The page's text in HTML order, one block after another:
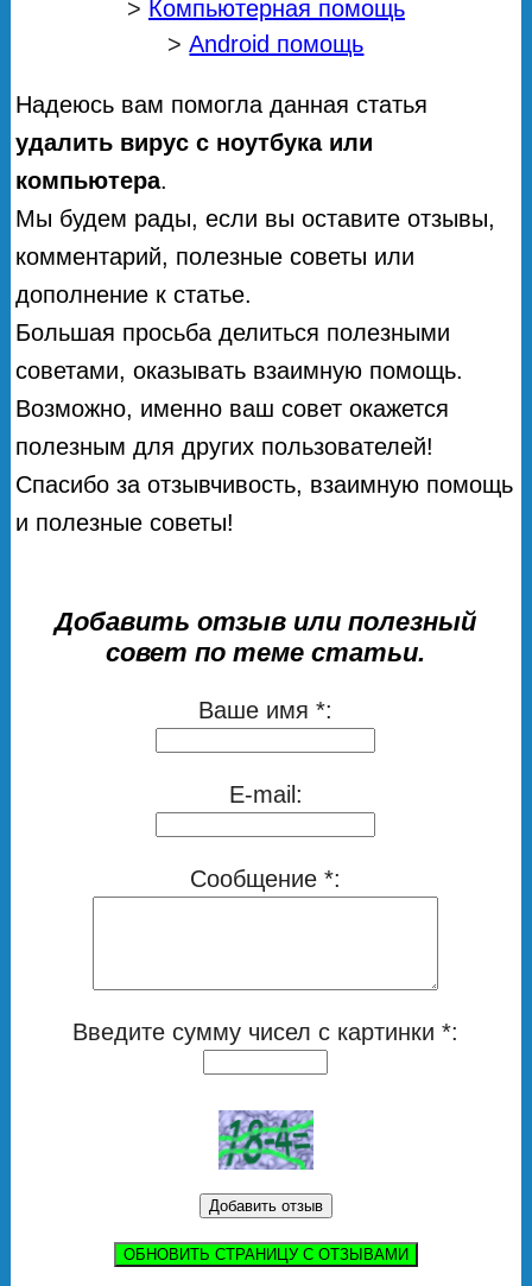
> Компьютерная помощь
>Android помощь
Надеюсь вам помогла данная статья
удалить вирус с ноутбука или
компьютера.
Мы будем рады, если вы оставите отзывы,
комментарий, полезные советы или
дополнение к статье.
Большая просьба делиться полезными
советами, оказывать взаимную помощь.
Возможно, именно ваш совет окажется
полезным для других пользователей!
Спасибо за отзывчивость, взаимную помощь
и полезные советы!
Добавить отзыв или полезный
совет по теме статьи.
Ваше имя *:
E-mail:
Сообщение *:
Введите сумму чисел с картинки *:
ОБНОВИТЬ СТРАНИЦУ С ОТЗЫВАМИ